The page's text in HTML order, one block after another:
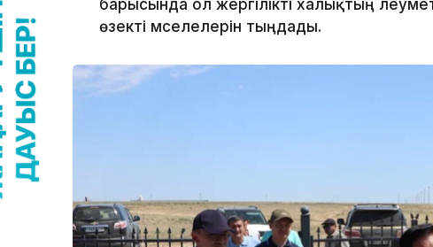
барысында ол жергілікті халықтың
өзекті мәселелерін тыңдады.